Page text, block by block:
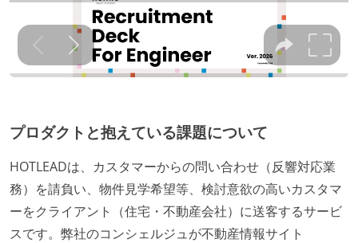
プロダクトと抱えている課題について
HOTLEADは、カスタマーからの問い合わせ（反響対応業
務）を請負い、物件見学希望等、検討意欲の高いカスタマ
ーをクライアント（住宅・不動産会社）に送客するサービ
スです。弊社のコンシェルジュが不動産情報サイト